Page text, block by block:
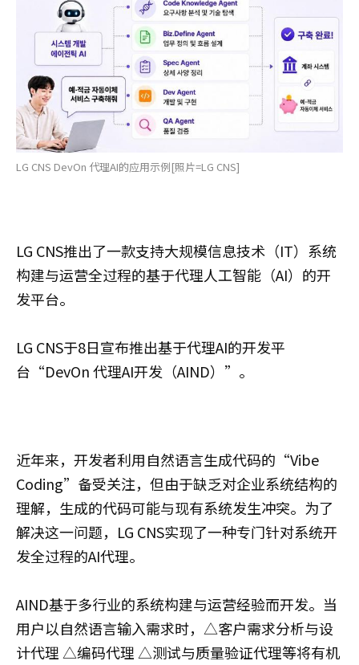
LG CNS DevOn 代理AI的应用示例[照片=LG CNS]
LG CNS推出了一款支持大规模信息技术（IT）系统
构建与运营全过程的基于代理人工智能（AI）的开
发平台。
LG CNS于8日宣布推出基于代理AI的开发平
台“DevOn 代理AI开发（AIND）”。
近年来，开发者利用自然语言生成代码的“Vibe
Coding”备受关注，但由于缺乏对企业系统结构的
理解，生成的代码可能与现有系统发生冲突。为了
解决这一问题，LG CNS实现了一种专门针对系统开
发全过程的AI代理。
AIND基于多行业的系统构建与运营经验而开发。当
用户以自然语言输入需求时，△客户需求分析与设
计代理 △编码代理 △测试与质量验证代理等将有机